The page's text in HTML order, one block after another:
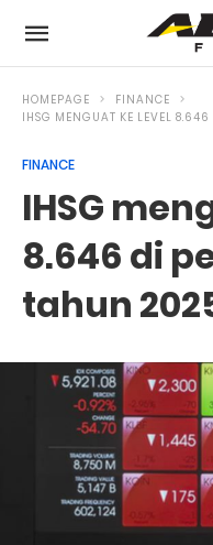
HOMEPAGE
FINANCE
IHSG MENGUAT KE LEVEL
FINANCE
IHSG
8.646 di
tahun